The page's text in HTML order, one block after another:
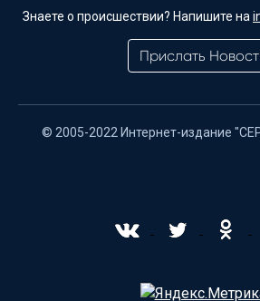
Знаете о происшествии? Напишите на
Прислать
© 2005-2022 Интернет-издание